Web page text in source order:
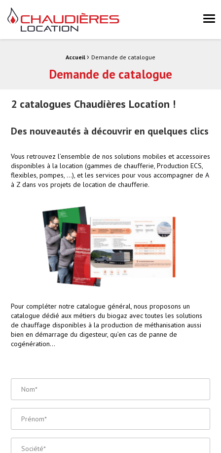
Chaudières Location Location de chaudière et chaufferie mobile
Accueil › Demande de catalogue
Demande de catalogue
2 catalogues Chaudières Location !
Des nouveautés à découvrir en quelques clics
Vous retrouvez l’ensemble de nos solutions mobiles et accessoires
disponibles à la location (gammes de chaufferie, Production ECS,
flexibles, pompes, …), et les services pour vous accompagner de A
à Z dans vos projets de location de chaufferie.
Pour compléter notre catalogue général, nous proposons un
catalogue dédié aux métiers du biogaz avec toutes les solutions
de chauffage disponibles à la production de méthanisation aussi
bien en démarrage du digesteur, qu’en cas de panne de
cogénération…